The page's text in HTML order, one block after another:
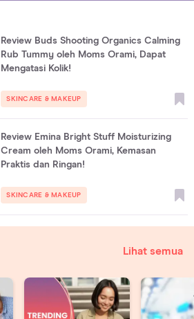
Review Buds Shooting Organics Calming
Rub Tummy oleh Moms Orami, Dapat
Mengatasi Kolik!
SKINCARE & MAKEUP
Review Emina Bright Stuff Moisturizing
Cream oleh Moms Orami, Kemasan
Praktis dan Ringan!
SKINCARE & MAKEUP
Lihat semua